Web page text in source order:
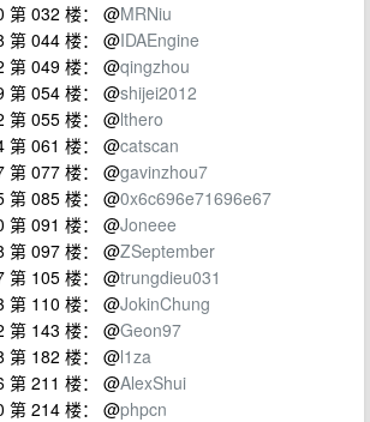
第 032 楼： @MRNiu
第 044 楼： @IDAEngine
第 049 楼： @qingzhou
第 054 楼： @shijei2012
第 055 楼： @lthero
第 061 楼： @catscan
第 077 楼： @gavinzhou7
第 085 楼： @0x6c696e71696e67
第 091 楼： @Joneee
第 097 楼： @ZSeptember
第 105 楼： @trungdieu031
第 110 楼： @JokinChung
第 143 楼： @Geon97
第 182 楼： @l1za
第 211 楼： @AlexShui
第 214 楼： @phpcn